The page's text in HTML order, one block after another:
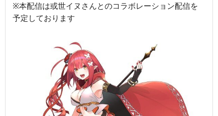
※本配信は或世イヌさんとのコラボレーション配信を
予定しております